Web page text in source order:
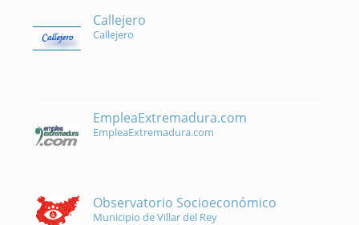
Callejero
Callejero
EmpleaExtremadura.com
EmpleaExtremadura.com
Observatorio Socioeconómico
Municipio de Villar del Rey